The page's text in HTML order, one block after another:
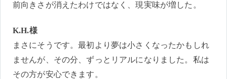
前向きさが消えたわけではなく、現実味が増した。
K.H.様
まさにそうです。最初より夢は小さくなったかもしれ
ませんが、その分、ずっとリアルになりました。私は
その方が安心できます。